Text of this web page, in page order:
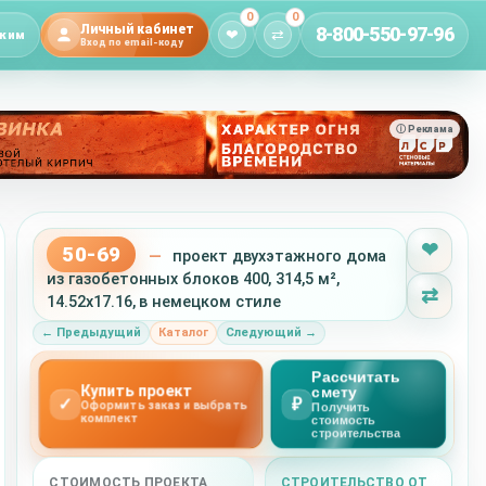
Личный кабинет
Вход по email-коду ❤
0
⇄
0
8-800-550-97-96
ⓘ Реклама
50-69 —
проект двухэтажного дома
из газобетонных блоков 400, 314,5 м²,
14.52x17.16, в немецком стиле
← Предыдущий Каталог Следующий →
❤
⇄
СТОИМОСТЬ ПРОЕКТА СТРОИТЕЛЬСТВО ОТ
✓
Купить проект
Оформить заказ и выбрать
комплект
₽
Рассчитать
смету
Получить
стоимость
строительства